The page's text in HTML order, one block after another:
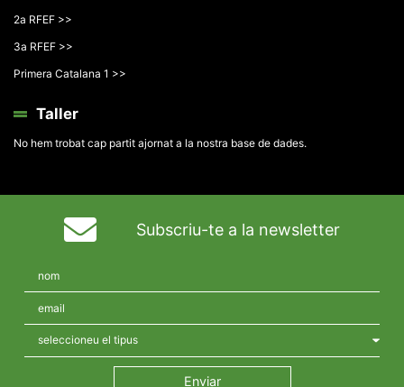
2a RFEF >>
3a RFEF >>
Primera Catalana 1 >>
Taller
No hem trobat cap partit ajornat a la nostra base de dades.
Subscriu-te a la newsletter